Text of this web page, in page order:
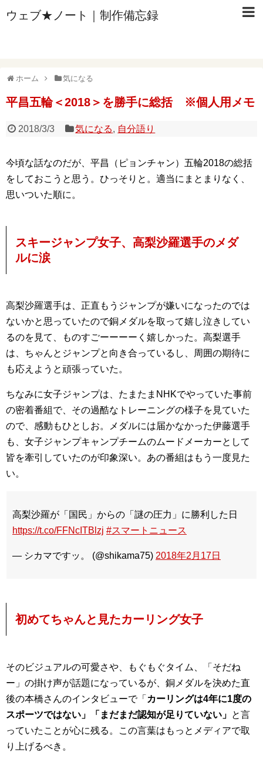
ウェブ★ノート｜制作備忘録
ホーム 気になる
平昌五輪＜2018＞を勝手に総括 ※個人用メモ
2018/3/3 気になる, 自分語り
今頃な話なのだが、平昌（ピョンチャン）五輪2018の総括
をしておこうと思う。ひっそりと。適当にまとまりなく、
思いついた順に。
スキージャンプ女子、高梨沙羅選手のメダ
ルに涙
高梨沙羅選手は、正直もうジャンプが嫌いになったのでは
ないかと思っていたので銅メダルを取って嬉し泣きしてい
るのを見て、ものすごーーーーく嬉しかった。高梨選手
は、ちゃんとジャンプと向き合っているし、周囲の期待に
も応えようと頑張っていた。
ちなみに女子ジャンプは、たまたまNHKでやっていた事前
の密着番組で、その過酷なトレーニングの様子を見ていた
ので、感動もひとしお。メダルには届かなかった伊藤選手
も、女子ジャンプキャンプチームのムードメーカーとして
皆を牽引していたのが印象深い。あの番組はもう一度見た
い。
高梨沙羅が「国民」からの「謎の圧力」に勝利した日
https://t.co/FFNcITBlzj #スマートニュース
— シカマですッ。 (@shikama75) 2018年2月17日
初めてちゃんと見たカーリング女子
そのビジュアルの可愛さや、もぐもぐタイム、「そだね
ー」の掛け声が話題になっているが、銅メダルを決めた直
後の本橋さんのインタビューで「 カーリングは4年に1度の
スポーツではない」「まだまだ認知が足りていない」 と言
っていたことが心に残る。この言葉はもっとメディアで取
り上げるべき。